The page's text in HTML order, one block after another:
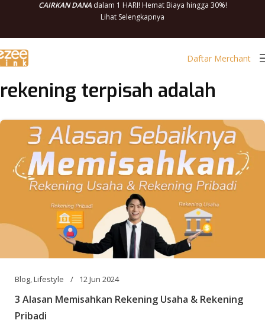
CAIRKAN DANAdalam 1 HARI! Hemat Biaya hingga 30%!
Lihat Selengkapnya
Daftar Merchant
rekening terpisah adalah
Blog,Lifestyle 12 Jun 2024
3 Alasan Memisahkan Rekening Usaha & Rekening
Pribadi